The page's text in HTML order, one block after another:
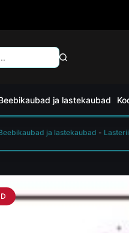
ja lastekaubad
ja lastekaubad -